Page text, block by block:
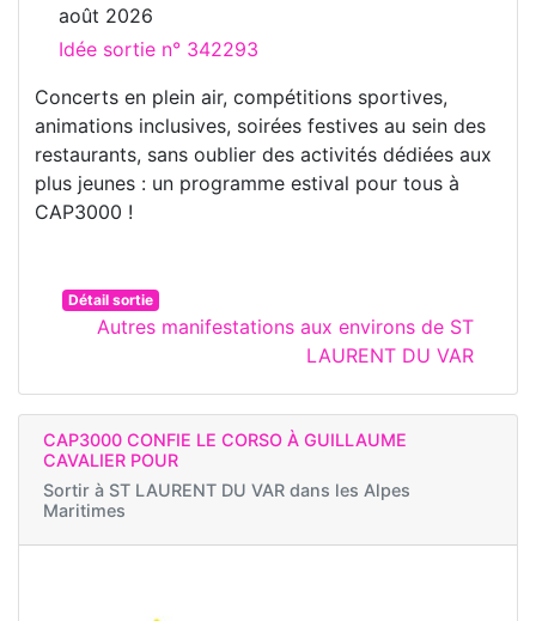
août 2026
Idée sortie n° 342293
Concerts en plein air, compétitions sportives,
animations inclusives, soirées festives au sein des
restaurants, sans oublier des activités dédiées aux
plus jeunes : un programme estival pour tous à
CAP3000 !
Détail sortie
Autres manifestations aux environs de ST
LAURENT DU VAR
CAP3000 CONFIE LE CORSO À GUILLAUME
CAVALIER POUR
Sortir à ST LAURENT DU VAR dans les Alpes
Maritimes